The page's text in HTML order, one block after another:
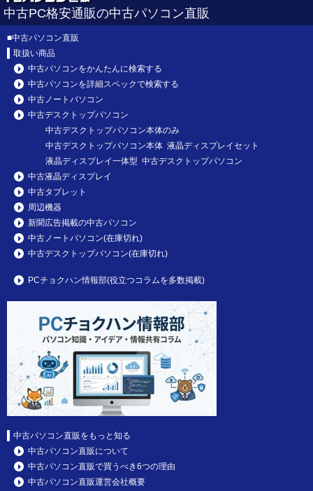
中古PC格安通販の中古パソコン直販
■中古パソコン直販
取扱い商品
中古パソコンをかんたんに検索する
中古パソコンを詳細スペックで検索する
中古ノートパソコン
中古デスクトップパソコン
中古デスクトップパソコン本体のみ
中古デスクトップパソコン本体 液晶ディスプレイセット
液晶ディスプレイ一体型 中古デスクトップパソコン
中古液晶ディスプレイ
中古タブレット
周辺機器
新聞広告掲載の中古パソコン
中古ノートパソコン(在庫切れ)
中古デスクトップパソコン(在庫切れ)
PCチョクハン情報部(役立つコラムを多数掲載)
中古パソコン直販をもっと知る
中古パソコン直販について
中古パソコン直販で買うべき6つの理由
中古パソコン直販運営会社概要